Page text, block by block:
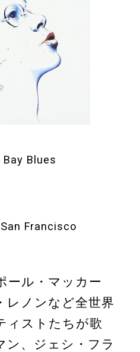
Blues
Francisco
ール・マッカー
レノンなど全世界
ィストたちが歌
ン、ジェシ・フラ